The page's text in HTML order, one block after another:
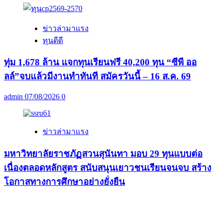
ข่าวล่ามาแรง
ทุนดีดี
ทุ่ม 1,678 ล้าน แจกทุนเรียนฟรี 40,200 ทุน “ซีพี ออ
ลล์”จบแล้วมีงานทำทันที สมัครวันนี้ – 16 ส.ค. 69
admin 07/08/2026 0
ข่าวล่ามาแรง
มหาวิทยาลัยราชภัฏสวนสุนันทา มอบ 29 ทุนแบบต่อ
เนื่องตลอดหลักสูตร สนับสนุนเยาวชนเรียนจนจบ สร้าง
โอกาสทางการศึกษาอย่างยั่งยืน